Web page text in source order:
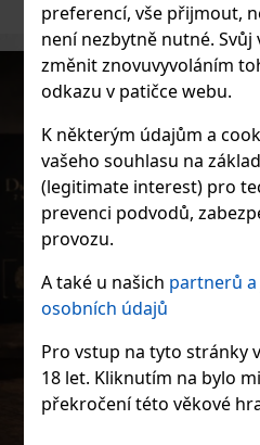
preferencí, vše přijmout,
není nezbytně nutné.
změnit znovuvyvoláním
odkazu v patičce webu.
K některým údajům a
vašeho souhlasu na
(legitimate interest) pro
prevenci podvodů,
provozu.
A také u našich partnerů
osobních údajů
Pro vstup na tyto stránky
18 let. Kliknutím na bylo
překročení této věkové